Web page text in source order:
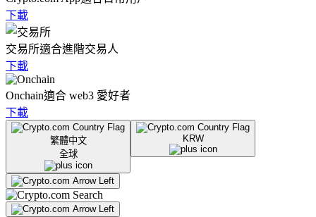
下載
交易所適合進階交易人
下載
Onchain適合 web3 愛好者
下載
繁體中文
全球
KRW